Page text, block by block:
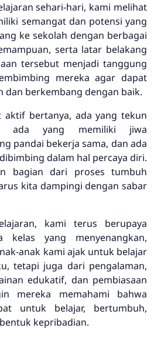
sehari-hari, kami melihat
semangat dan potensi yang
ke sekolah dengan berbagai
serta latar belakang
tersebut menjadi tanggung
mereka agar dapat
dan berkembang dengan baik.
aktif bertanya, ada yang tekun
ada yang memiliki jiwa
pandai bekerja sama, dan ada
dalam hal percaya diri.
bagian dari proses tumbuh
kita dampingi dengan sabar
kami terus berupaya
kelas yang menyenangkan,
anak kami ajak untuk belajar
tetapi juga dari pengalaman,
edukatif, dan pembiasaan
mereka memahami bahwa
untuk belajar, bertumbuh,
kepribadian.